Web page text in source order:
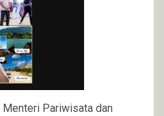
Menteri Pariwisata dan